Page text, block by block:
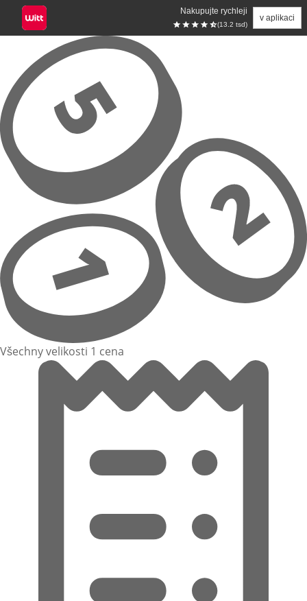
Nakupujte rychleji
(13.2 tsd)
v aplikaci
Přeskočit na hlavní obsah
Všechny velikosti 1 cena